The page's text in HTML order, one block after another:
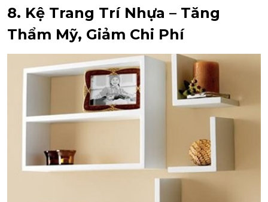
8. Kệ Trang Trí Nhựa – Tăng
Thẩm Mỹ, Giảm Chi Phí